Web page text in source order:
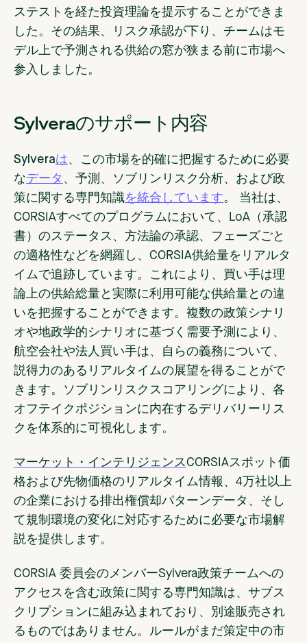
ステストを経た投資理論を提示することができま
した。その結果、リスク承認が下り、チームはモ
デル上で予測される供給の窓が狭まる前に市場へ
参入しました。
Sylveraのサポート内容
Sylveraは、この市場を的確に把握するために必要
なデータ 、予測、ソブリンリスク分析、および政
策に関する専門知識を統合しています。 当社は、
CORSIAすべてのプログラムにおいて、LoA（承認
書）のステータス、方法論の承認、フェーズごと
の適格性などを網羅し、CORSIA供給量をリアルタ
イムで追跡しています。これにより、買い手は理
論上の供給総量と実際に利用可能な供給量との違
いを把握することができます。複数の政策シナリ
オや地政学的シナリオに基づく需要予測により、
航空会社や法人買い手は、自らの義務について、
説得力のあるリアルタイムの展望を得ることがで
きます。ソブリンリスクスコアリングにより、各
オフテイクポジションに内在するデリバリーリス
クを体系的に可視化します。
マーケット・インテリジェンスCORSIAスポット価
格および先物価格のリアルタイム情報、4万社以上
の企業における排出権償却パターンデータ、そし
て規制環境の変化に対応するために必要な市場解
説を提供します。
CORSIA 委員会のメンバーSylvera政策チームへの
アクセスを含む政策に関する専門知識は、サブス
クリプションに組み込まれており、別途販売され
るものではありません。ルールがまだ策定中の市